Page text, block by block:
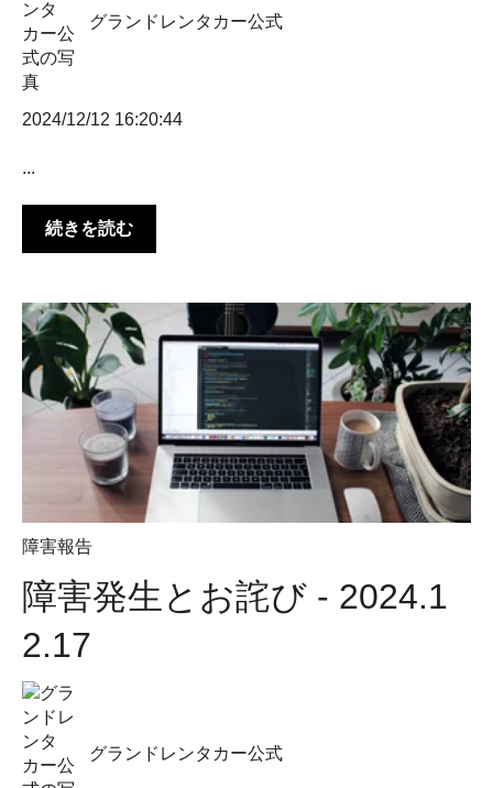
グランドレンタカー公式
2024/12/12 16:20:44
...
続きを読む
障害報告
障害発生とお詫び - 2024.1
2.17
グランドレンタカー公式